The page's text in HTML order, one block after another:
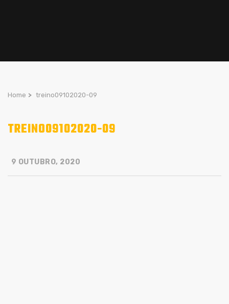
Home > treino09102020-09
TREINO09102020-09
9 OUTUBRO, 2020